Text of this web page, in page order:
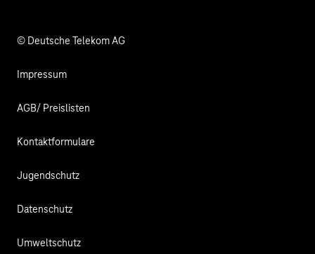
© Deutsche Telekom AG
Impressum
AGB/ Preislisten
Kontaktformulare
Jugendschutz
Datenschutz
Umweltschutz